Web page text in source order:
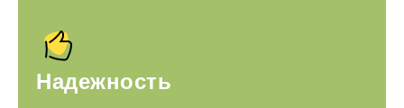
Надежность